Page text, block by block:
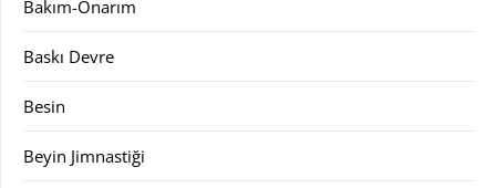
Bakım-Onarım
Baskı Devre
Besin
Beyin Jimnastiği